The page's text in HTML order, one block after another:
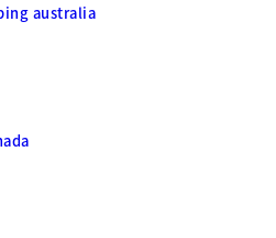
australia